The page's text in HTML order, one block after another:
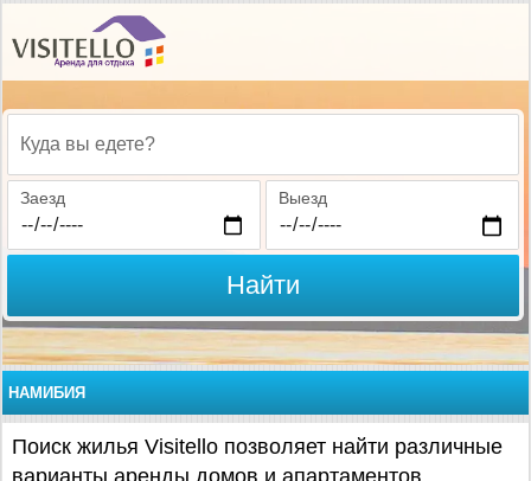
Куда вы едете?
Заезд Выезд
Найти
НАМИБИЯ
Поиск жилья Visitello позволяет найти различные
варианты аренды домов и апартаментов